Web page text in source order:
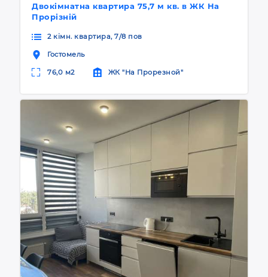
Двокімнатна квартира 75,7 м кв. в ЖК На
Прорізній
2 кімн. квартира, 7/8 пов
Гостомель
76,0 м2 ЖК "На Прорезной"